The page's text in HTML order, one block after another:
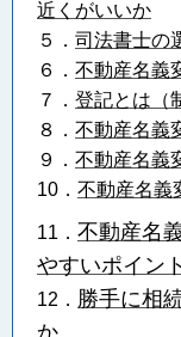
近くがいいか
５． 司法書士の
６． 不動産名義
７． 登記とは（
８． 不動産名義
９． 不動産名義
10． 不動産名義
11． 不動産名
やすいポイント
12． 勝手に相